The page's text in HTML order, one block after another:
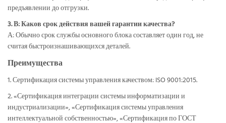
предъявлении до отгрузки.
3. В: Каков срок действия вашей гарантии качества?
А: Обычно срок службы основного блока составляет один год, не
считая быстроизнашивающихся деталей.
Преимущества
1. Сертификация системы управления качеством: ISO 9001:2015.
2. «Сертификация интеграции системы информатизации и
индустриализации», «Сертификация системы управления
интеллектуальной собственностью», «Сертификация по ГОСТ